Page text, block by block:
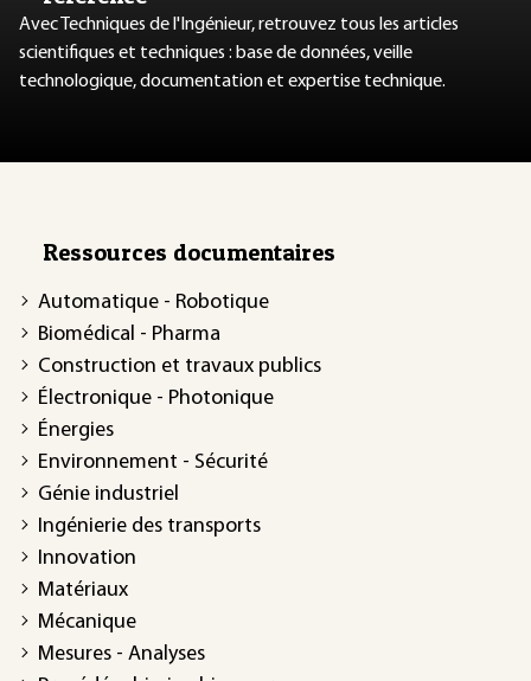
Avec Techniques de l'Ingénieur, retrouvez tous les articles
scientifiques et techniques : base de données, veille
technologique, documentation et expertise technique.
Ressources documentaires
Automatique - Robotique
Biomédical - Pharma
Construction et travaux publics
Électronique - Photonique
Énergies
Environnement - Sécurité
Génie industriel
Ingénierie des transports
Innovation
Matériaux
Mécanique
Mesures - Analyses